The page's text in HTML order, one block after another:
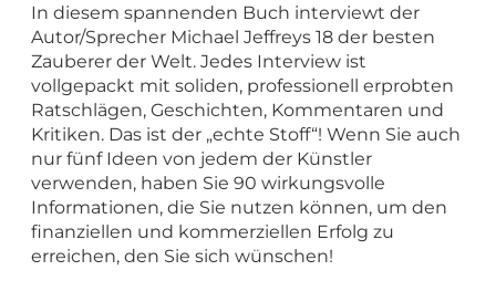
In diesem spannenden Buch interviewt der
Autor/Sprecher Michael Jeffreys 18 der besten
Zauberer der Welt. Jedes Interview ist
vollgepackt mit soliden, professionell erprobten
Ratschlägen, Geschichten, Kommentaren und
Kritiken. Das ist der „echte Stoff“! Wenn Sie auch
nur fünf Ideen von jedem der Künstler
verwenden, haben Sie 90 wirkungsvolle
Informationen, die Sie nutzen können, um den
finanziellen und kommerziellen Erfolg zu
erreichen, den Sie sich wünschen!